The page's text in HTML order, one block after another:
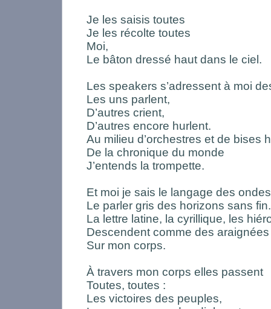
Je les saisis toutes
Je les récolte toutes
Moi,
Le bâton dressé haut dans le ciel.
Les speakers s’adressent à moi
Les uns parlent,
D’autres crient,
D’autres encore hurlent.
Au milieu d’orchestres et de bises
De la chronique du monde
J’entends la trompette.
Et moi je sais le langage des ondes
Le parler gris des horizons sans fin.
La lettre latine, la cyrillique, les
Descendent comme des araignées
Sur mon corps.
À travers mon corps elles passent
Toutes, toutes :
Les victoires des peuples,